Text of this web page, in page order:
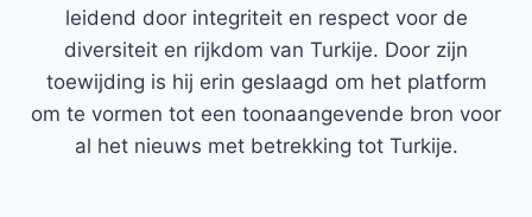
leidend door integriteit en respect voor de
diversiteit en rijkdom van Turkije. Door zijn
toewijding is hij erin geslaagd om het platform
om te vormen tot een toonaangevende bron voor
al het nieuws met betrekking tot Turkije.